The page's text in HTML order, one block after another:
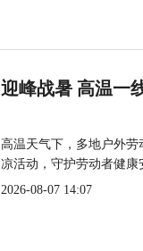
迎峰战暑 高温一
高温天气下，多地户外
凉活动，守护劳动者健康
2026-08-07 14:07